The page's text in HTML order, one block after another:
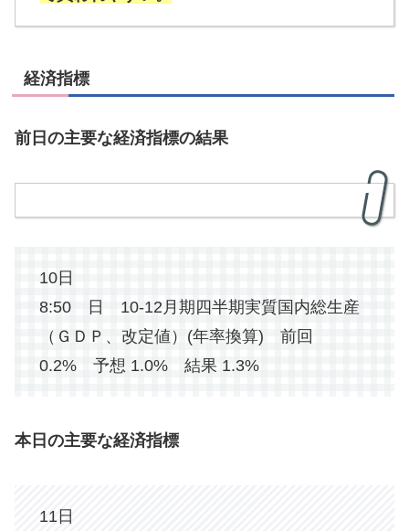
経済指標
前日の主要な経済指標の結果
10日
8:50 日 10-12月期四半期実質国内総生産
（ＧＤＰ、改定値）(年率換算) 前回
0.2% 予想 1.0% 結果 1.3%
本日の主要な経済指標
11日